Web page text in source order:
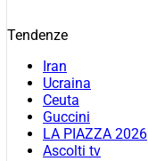
Tendenze
Iran
Ucraina
Ceuta
Guccini
LA PIAZZA 2026
Ascolti tv